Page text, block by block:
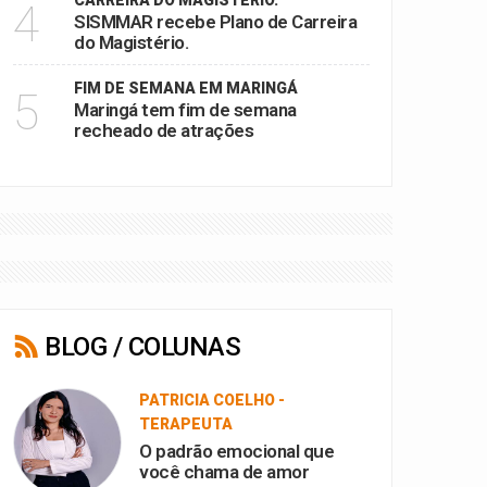
4
SISMMAR recebe Plano de Carreira
do Magistério.
5 FIM DE SEMANA EM MARINGÁ
Maringá tem fim de semana
recheado de atrações
BLOG / COLUNAS
PATRICIA COELHO -
TERAPEUTA
O padrão emocional que
você chama de amor